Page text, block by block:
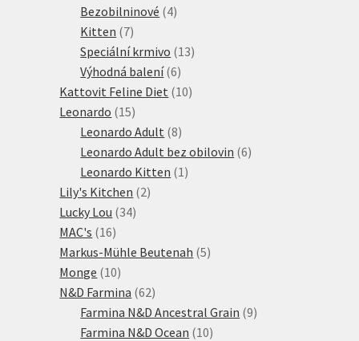
produktů
Bezobilninové 44
Kitten 77
produktů
Speciální krmivo 1313
Výhodná balení 66
produktů
Kattovit Feline Diet 1010
Leonardo 1515
produktů
Leonardo Adult 88
produktů
Leonardo Adult bez obilovin 66
Leonardo Kitten 1 1
Lily's Kitchen 22
Lucky Lou 3434
MAC's 1616
produktů
Markus-Mühle Beutenah 55
Monge 1010
produktů
N&D Farmina 6262
produktů
Farmina N&D Ancestral Grain 99
Farmina N&D Ocean 1010